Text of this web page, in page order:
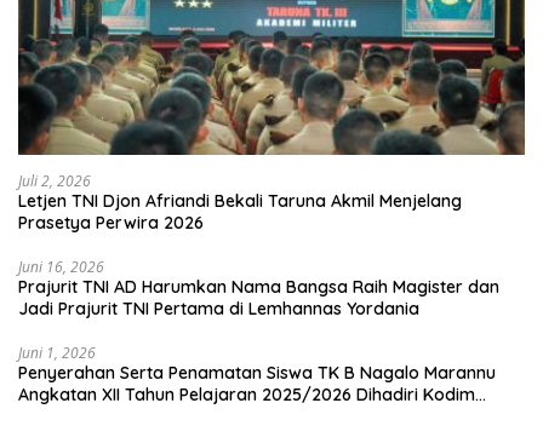
Juli 2, 2026
Letjen TNI Djon Afriandi Bekali Taruna Akmil Menjelang
Prasetya Perwira 2026
Juni 16, 2026
Prajurit TNI AD Harumkan Nama Bangsa Raih Magister dan
Jadi Prajurit TNI Pertama di Lemhannas Yordania
Juni 1, 2026
Penyerahan Serta Penamatan Siswa TK B Nagalo Marannu
Angkatan XII Tahun Pelajaran 2025/2026 Dihadiri Kodim